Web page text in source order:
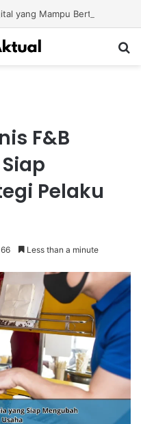
F&B
Pelaku
66 Less than a minute